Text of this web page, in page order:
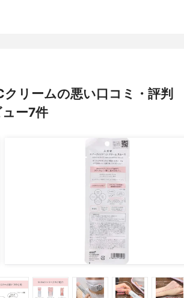
リームの悪い口コミ・評判
ー7件